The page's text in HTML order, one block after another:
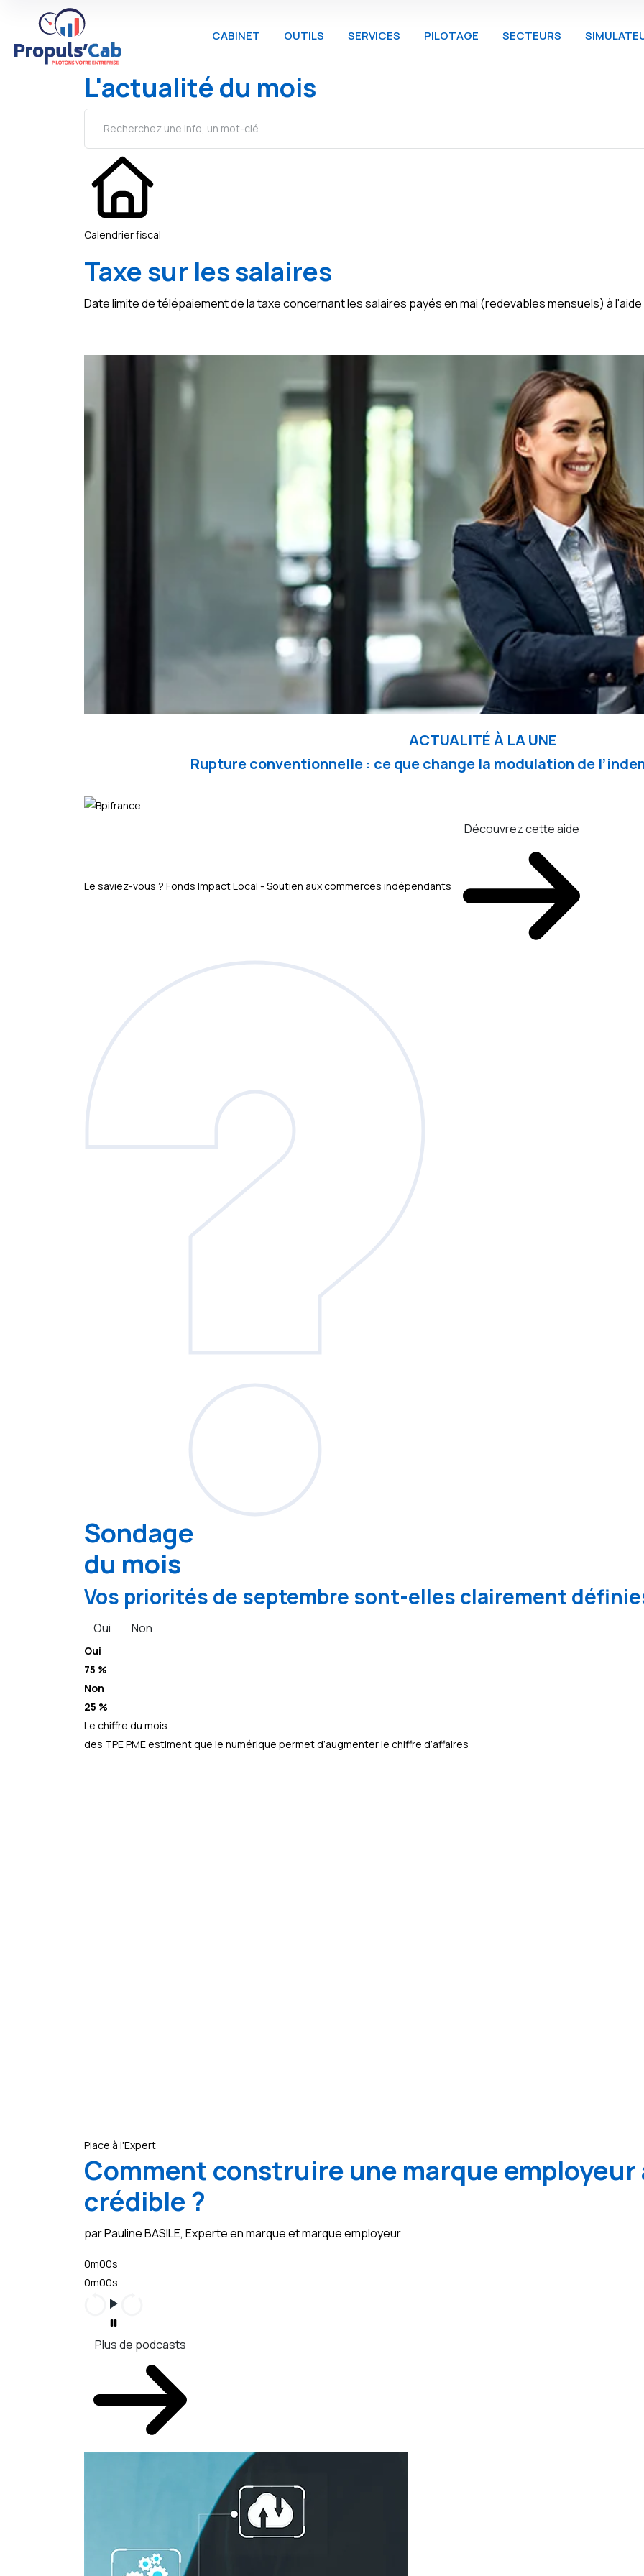
CABINET OUTILS SERVICES PILOTAGE SECTEURS
L'actualité du mois
Calendrier fiscal
Taxe sur les salaires
Date limite de télépaiement de la taxe concernant les salaires payés en mai (redevables mensuels) à
ACTUALITÉ À LA UNE
Rupture conventionnelle : ce que change la modulation de
Le saviez-vous ? Fonds Impact Local - Soutien aux commerces indépendants
Découvrez cette aide
Sondage
du mois
Vos priorités de septembre sont-elles clairement
Oui Non
Oui
75 %
Non
25 %
Le chiffre du mois
des TPE PME estiment que le numérique permet d’augmenter le chiffre d’affaires
Place à l'Expert
Comment construire une marque
crédible ?
par Pauline BASILE, Experte en marque et marque employeur
0m00s
0m00s
Plus de podcasts